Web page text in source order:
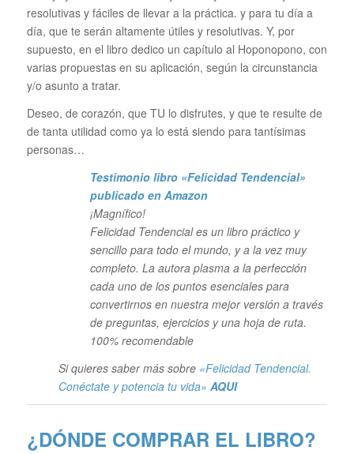
resolutivas y fáciles de llevar a la práctica. y para tu día a
día, que te serán altamente útiles y resolutivas. Y, por
supuesto, en el libro dedico un capítulo al Hoponopono, con
varias propuestas en su aplicación, según la circunstancia
y/o asunto a tratar.
Deseo, de corazón, que TU lo disfrutes, y que te resulte de
de tanta utilidad como ya lo está siendo para tantísimas
personas…
Testimonio libro «Felicidad Tendencial»
publicado en Amazon
¡Magnífico!
Felicidad Tendencial es un libro práctico y
sencillo para todo el mundo, y a la vez muy
completo. La autora plasma a la perfección
cada uno de los puntos esenciales para
convertirnos en nuestra mejor versión a través
de preguntas, ejercicios y una hoja de ruta.
100% recomendable
Si quieres saber más sobre «Felicidad Tendencial.
Conéctate y potencia tu vida» AQUI
¿DÓNDE COMPRAR EL LIBRO?